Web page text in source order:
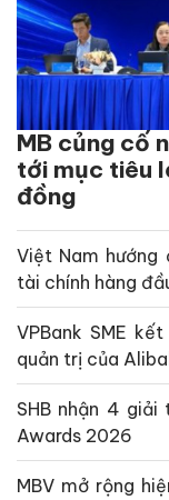
MB củng cố
tới mục tiêu
đồng
Việt Nam hướng
tài chính hàng
VPBank SME
quản trị của
SHB nhận 4 giải
Awards 2026
MBV mở rộng